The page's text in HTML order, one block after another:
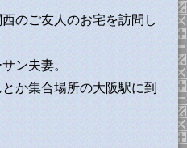
のご友人のお宅を訪問し
ン夫妻。
か集合場所の大阪駅に到